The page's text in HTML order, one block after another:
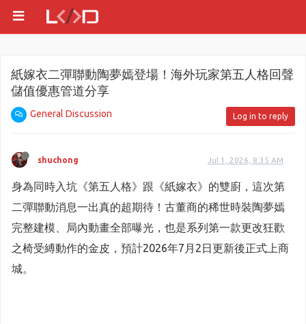
紙嫁衣二彈聯動陶夢嫣登場！海外玩家第五人格回聲
儲值優惠管道分享
General Discussion Log in to reply
shuchong Jul 1, 2026, 8:35 AM
身為同時入坑《第五人格》跟《紙嫁衣》的雙廚，這次第
二彈聯動消息一出真的超期待！古董商的稀世時裝陶夢嫣
完整建模、局內動畫全部曝光，也是系列第一款更改狂歡
之椅受縛動作的金皮，預計2026年7月2日更新後正式上商
城。